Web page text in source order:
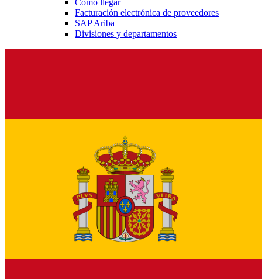
Cómo llegar
Facturación electrónica de proveedores
SAP Ariba
Divisiones y departamentos